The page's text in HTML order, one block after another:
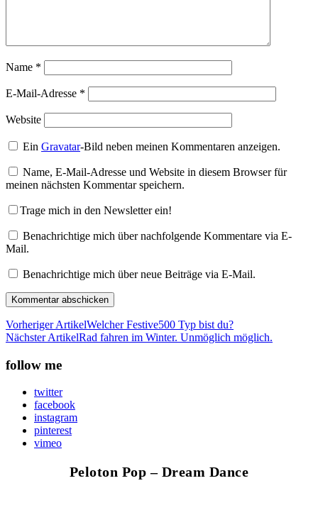
Name *
E-Mail-Adresse *
Website
EinGravatar-Bild neben meinen Kommentaren anzeigen.
Name, E-Mail-Adresse und Website in diesem Browser für
meinen nächsten Kommentar speichern.
Trage mich in den Newsletter ein!
Benachrichtige mich über nachfolgende Kommentare via E-
Mail.
Benachrichtige mich über neue Beiträge via E-Mail.
Vorheriger ArtikelWelcher Festive500 Typ bist du?
Nächster ArtikelRad fahren im Winter. Unmöglich möglich.
follow me
twitter
facebook
instagram
pinterest
vimeo
Peloton Pop – Dream Dance